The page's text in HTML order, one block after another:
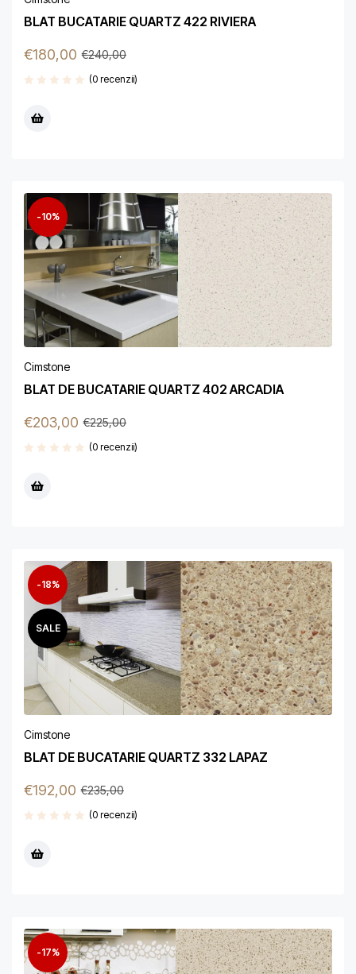
BLAT BUCATARIE QUARTZ 422 RIVIERA
€240,00
€180,00
(0 recenzii)
-10%
Cimstone
BLAT DE BUCATARIE QUARTZ 402 ARCADIA
€225,00
€203,00
(0 recenzii)
-18%
SALE
Cimstone
BLAT DE BUCATARIE QUARTZ 332 LAPAZ
€235,00
€192,00
(0 recenzii)
-17%